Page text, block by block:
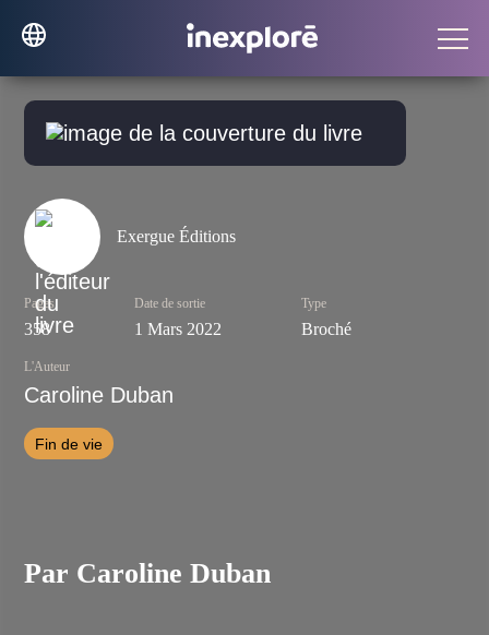
Exergue Éditions
Pages
358
Date de sortie
1 Mars 2022
Type
Broché
L'Auteur
Caroline Duban
Fin de vie
Par Caroline Duban